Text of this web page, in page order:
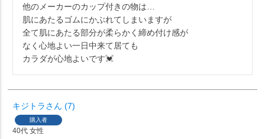
他のメーカーのカップ付きの物は…
肌にあたるゴムにかぶれてしまいますが
全て肌にあたる部分が柔らかく締め付け感が
なく心地よい一日中来て居ても
カラダが心地よいです💓
キジトラ 7
購入者
40代 女性